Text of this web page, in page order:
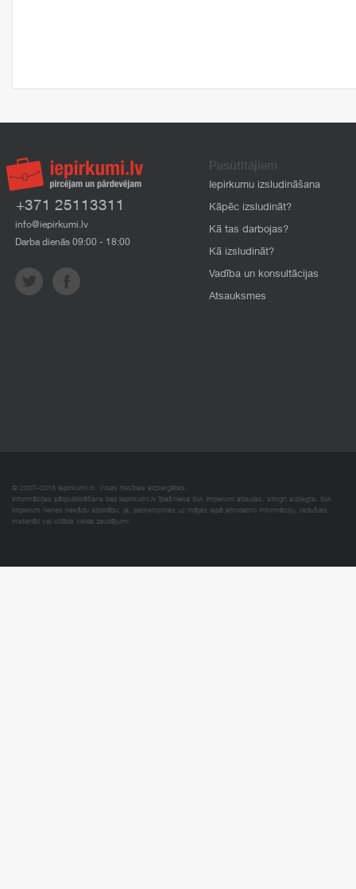
+371 25113311
info@iepirkumi.lv
Darba dienās 09:00 - 18:00
Pasūtītājiem
Iepirkumu izsludināšana
Kāpēc izsludināt?
Kā tas darbojas?
Kā izsludināt?
Vadība un konsultācijas
Atsauksmes
© 2007–2018 Iepirkumi.lv. Visas tiesības aizsargātas.
Informācijas pārpublicēšana bez iepirkumi.lv īpašnieka SIA Imperum atļaujas, stingri aizliegta. SIA
Imperum nenes nekādu atbildību, ja, pamatojoties uz mājas lapā atrodamo informāciju, radušies
materiāli vai citāda veida zaudējumi.